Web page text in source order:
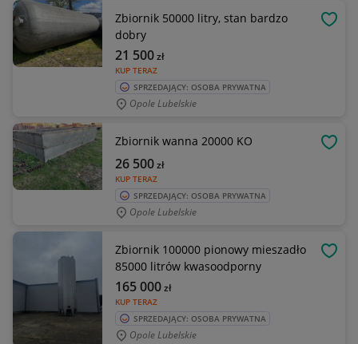
Zbiornik 50000 litry, stan bardzo
dobry
KUP TERAZ
21 500zł
SPRZEDAJĄCY: OSOBA PRYWATNA
Opole Lubelskie
Zbiornik wanna 20000 KO
KUP TERAZ
26 500zł
SPRZEDAJĄCY: OSOBA PRYWATNA
Opole Lubelskie
Zbiornik 100000 pionowy mieszadło
85000 litrów kwasoodporny
KUP TERAZ
165 000zł
SPRZEDAJĄCY: OSOBA PRYWATNA
Opole Lubelskie